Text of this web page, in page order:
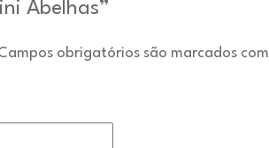
Abelhas”
obrigatórios são marcados com